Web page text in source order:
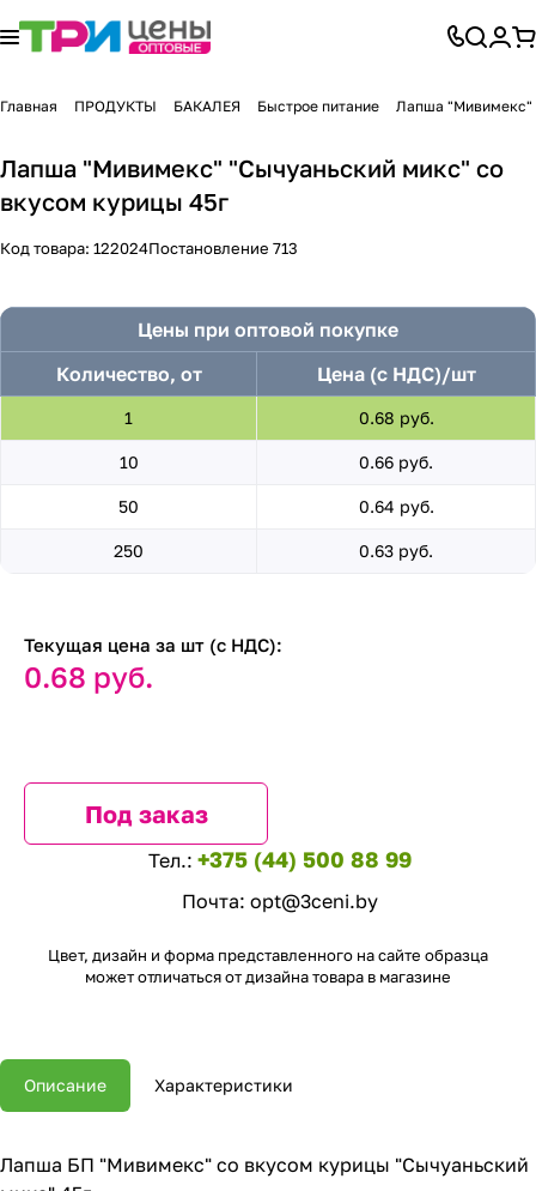
Главная ПРОДУКТЫ БАКАЛЕЯ Быстрое питание Лапша "Мивимекс"
Лапша "Мивимекс" "Сычуаньский микс" со
вкусом курицы 45г
Код товара: 122024Постановление 713
Цены при оптовой покупке
Количество, от
Цена (с НДС)/шт
1 0.68 руб.
10 0.66 руб.
50 0.64 руб.
250 0.63 руб.
Текущая цена за шт (с НДС):
0.68 руб.
Под заказ
Тел.: +375 (44) 500 88 99
Почта: opt@3ceni.by
Цвет, дизайн и форма представленного на сайте образца
может отличаться от дизайна товара в магазине
Описание Характеристики
Лапша БП "Мивимекс" со вкусом курицы "Сычуаньский